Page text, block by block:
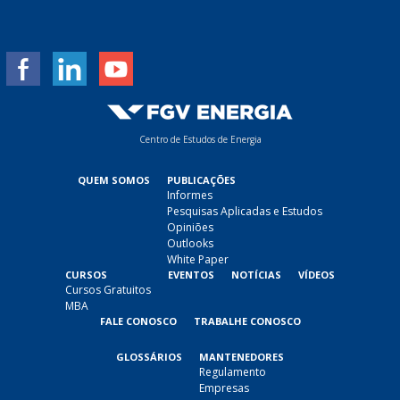
Centro de Estudos de Energia
QUEM SOMOS PUBLICAÇÕES
Informes
Pesquisas Aplicadas e Estudos
Opiniões
Outlooks
White Paper
CURSOS
Cursos Gratuitos
MBA
EVENTOS NOTÍCIAS VÍDEOS
FALE CONOSCO TRABALHE CONOSCO
GLOSSÁRIOS MANTENEDORES
Regulamento
Empresas